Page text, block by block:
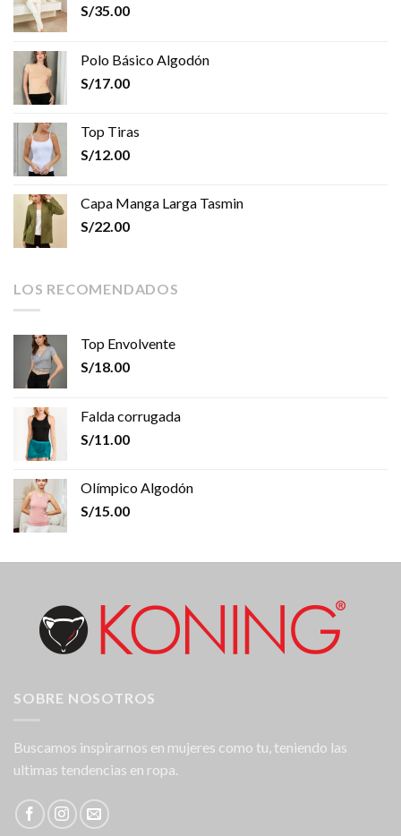
S/35.00
Polo Básico Algodón
S/17.00
Top Tiras
S/12.00
Capa Manga Larga Tasmin
S/22.00
LOS RECOMENDADOS
Top Envolvente
S/18.00
Falda corrugada
S/11.00
Olímpico Algodón
S/15.00
SOBRE NOSOTROS
Buscamos inspirarnos en mujeres como tu, teniendo las
ultimas tendencias en ropa.